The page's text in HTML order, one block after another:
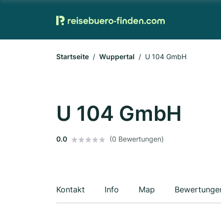
Startseite Wuppertal U 104 GmbH
U 104 GmbH
0.0 (0 Bewertungen)
Kontakt Info Map